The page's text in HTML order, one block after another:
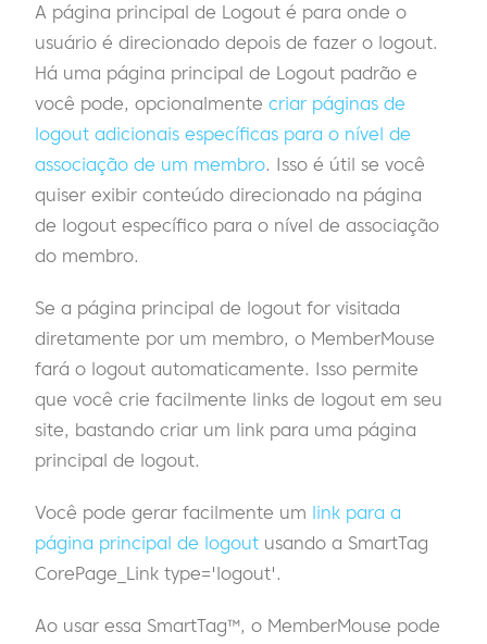
A página principal de Logout é para onde o
usuário é direcionado depois de fazer o logout.
Há uma página principal de Logout padrão e
você pode, opcionalmente criar páginas de
logout adicionais específicas para o nível de
associação de um membro. Isso é útil se você
quiser exibir conteúdo direcionado na página
de logout específico para o nível de associação
do membro.
Se a página principal de logout for visitada
diretamente por um membro, o MemberMouse
fará o logout automaticamente. Isso permite
que você crie facilmente links de logout em seu
site, bastando criar um link para uma página
principal de logout.
Você pode gerar facilmente um link para a
página principal de logout usando a SmartTag
CorePage_Link type='logout'.
Ao usar essa SmartTag™, o MemberMouse pode